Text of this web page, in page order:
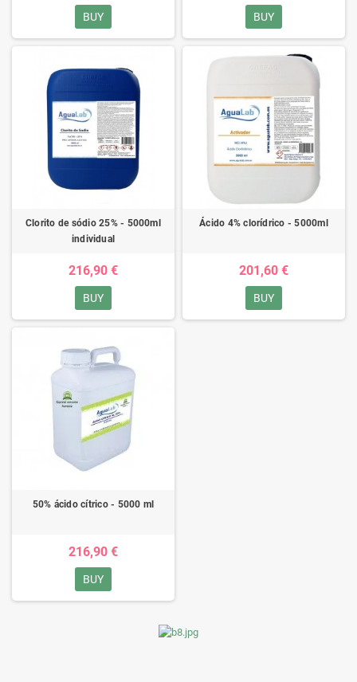
BUY BUY
Clorito de sódio 25% - 5000ml
individual
216,90 €
BUY
Ácido 4% clorídrico - 5000ml
201,60 €
BUY
50% ácido cítrico - 5000 ml
216,90 €
BUY